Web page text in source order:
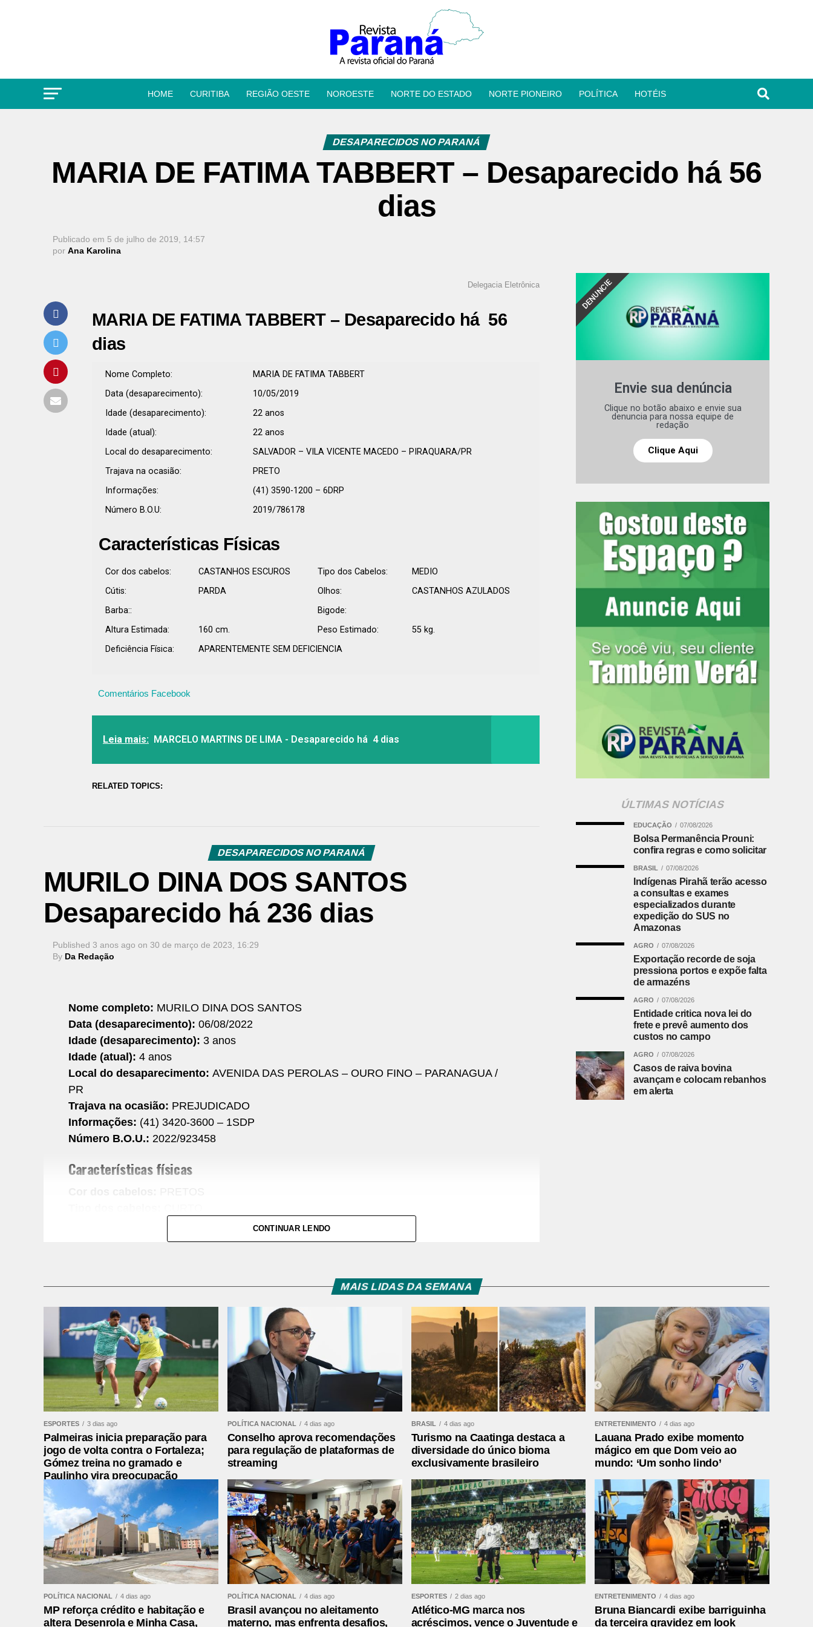
HOME CURITIBA REGIÃO OESTE NOROESTE NORTE DO ESTADO NORTE PIONEIRO POLÍTICA HOTÉIS
DESAPARECIDOS NO PARANÁ
MARIA DE FATIMA TABBERT – Desaparecido há 56
dias
Publicado em 5 de julho de 2019, 14:57
por Ana Karolina
Delegacia Eletrônica
MARIA DE FATIMA TABBERT – Desaparecido há 56
dias
Nome Completo:
MARIA DE FATIMA TABBERT
Data (desaparecimento):
10/05/2019
Idade (desaparecimento):
22 anos
Idade (atual):
22 anos
Local do desaparecimento:
SALVADOR – VILA VICENTE MACEDO – PIRAQUARA/PR
Trajava na ocasião:
PRETO
Informações:
(41) 3590-1200 – 6DRP
Número B.O.U:
2019/786178
Características Físicas
Cor dos cabelos: CASTANHOS ESCUROS Tipo dos Cabelos:
MEDIO
Cútis:
PARDA Olhos:
CASTANHOS AZULADOS
Barba::
Bigode:
Altura Estimada:
160 cm. Peso Estimado:
55 kg.
Deficiência Física:
APARENTEMENTE SEM DEFICIENCIA
Comentários Facebook
Leia mais: MARCELO MARTINS DE LIMA - Desaparecido há 4 dias
RELATED TOPICS:
DESAPARECIDOS NO PARANÁ
MURILO DINA DOS SANTOS
Desaparecido há 236 dias
Published 3 anos ago on 30 de março de 2023, 16:29
By Da Redação
Nome completo: MURILO DINA DOS SANTOS
Data (desaparecimento): 06/08/2022
Idade (desaparecimento): 3 anos
Idade (atual): 4 anos
Local do desaparecimento: AVENIDA DAS PEROLAS – OURO FINO – PARANAGUA /
PR
Trajava na ocasião: PREJUDICADO
Informações: (41) 3420-3600 – 1SDP
Número B.O.U.: 2022/923458
Características físicas
Altura estimada:90 cm.
Peso estimado:15 kg.
Deficiência física:
APARENTEMENTE SEM DEFICIENCIA
Comentários Facebook
Leia mais: FLAVIO BRUM DOS SANTOS - Desaparecido há 12 dias
CONTINUAR LENDO
Envie sua denúncia
Clique no botão abaixo e envie sua
denuncia para nossa equipe de
redação
Clique Aqui
DENUNCIE
ÚLTIMAS NOTÍCIAS
EDUCAÇÃO 07/08/2026
Bolsa Permanência Prouni:
confira regras e como solicitar
BRASIL 07/08/2026
Indígenas Pirahã terão acesso
a consultas e exames
especializados durante
expedição do SUS no
Amazonas
AGRO 07/08/2026
Exportação recorde de soja
pressiona portos e expõe falta
de armazéns
AGRO 07/08/2026
Entidade critica nova lei do
frete e prevê aumento dos
custos no campo
AGRO 07/08/2026
Casos de raiva bovina
avançam e colocam rebanhos
em alerta
MAIS LIDAS DA SEMANA
ESPORTES 3 dias ago
Palmeiras inicia preparação para
jogo de volta contra o Fortaleza;
Gómez treina no gramado e
Paulinho vira preocupação
POLÍTICA NACIONAL 4 dias ago
Conselho aprova recomendações
para regulação de plataformas de
streaming
BRASIL 4 dias ago
Turismo na Caatinga destaca a
diversidade do único bioma
exclusivamente brasileiro
ENTRETENIMENTO 4 dias ago
Lauana Prado exibe momento
mágico em que Dom veio ao
mundo: ‘Um sonho lindo’
POLÍTICA NACIONAL 4 dias ago
MP reforça crédito e habitação e
altera Desenrola e Minha Casa,
POLÍTICA NACIONAL 4 dias ago
Brasil avançou no aleitamento
materno, mas enfrenta desafios,
ESPORTES 2 dias ago
Atlético-MG marca nos
acréscimos, vence o Juventude e
ENTRETENIMENTO 4 dias ago
Bruna Biancardi exibe barriguinha
da terceira gravidez em look